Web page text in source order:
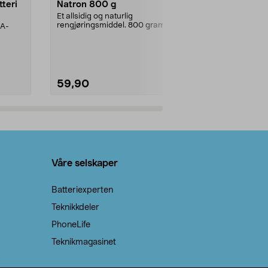
Natron 800 g
Et allsidig og naturlig
rengjøringsmiddel. 800 gram
59,90
Våre selskaper
Batteriexperten
Teknikkdeler
PhoneLife
Teknikmagasinet